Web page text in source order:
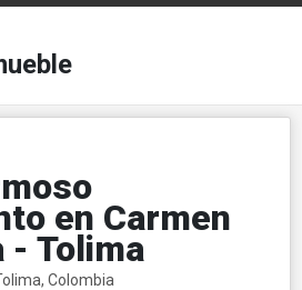
en Carmen
- Tolima
Colombia